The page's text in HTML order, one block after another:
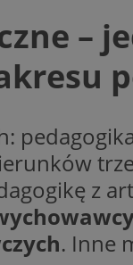
–
z
. Inne
_ga_1ZETYXEVYH
FCCDCF
ROLLOUT_TOKEN
_fbp
__Secure-YNID